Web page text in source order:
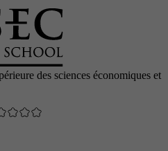
des sciences économiques et